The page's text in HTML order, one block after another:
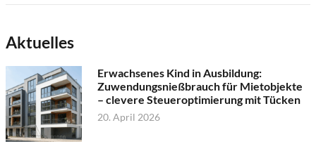
Aktuelles
Erwachsenes Kind in Ausbildung:
Zuwendungsnießbrauch für Mietobjekte
– clevere Steueroptimierung mit Tücken
20. April 2026